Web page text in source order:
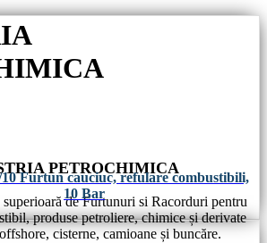
PETROCHIMICA
de Furtunuri si Racorduri pentru
produse petroliere, chimice și derivate
cisterne, camioane și buncăre.
Furtun cauciuc, refulare combustibili,
10 Bar